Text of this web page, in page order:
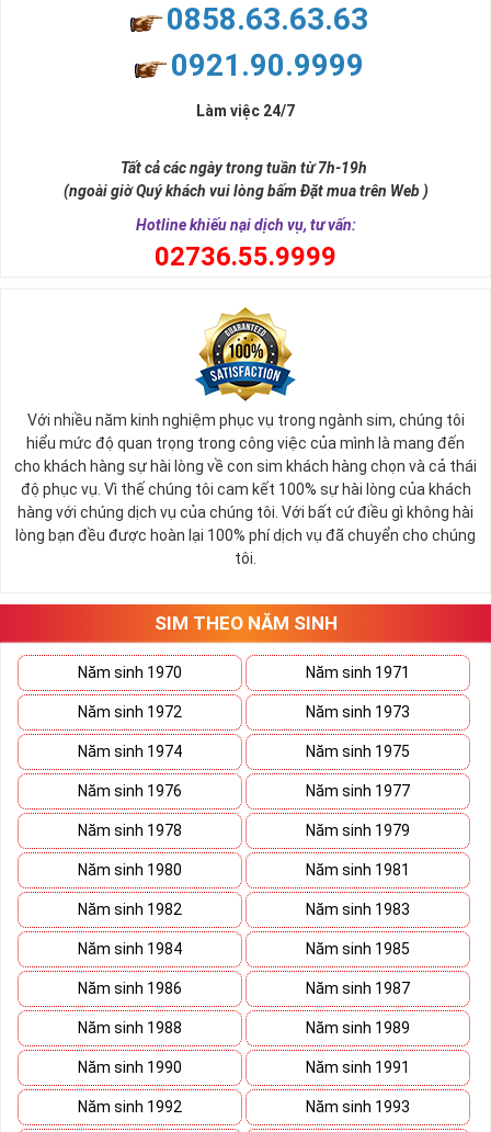
và tính hai mặt. Số 2 thúc giục chúng ta lựa chọn, dựa vào những
đời, nơi bạn phải đưa ra những quyết định quan trọng.
Ý nghĩa sim tứ quý 2
Theo quan niệm phong thủy
Số 2 tượng trưng cho sự cân bằng, hài hòa của âm dương và đất
trời. Sự cân bằng này giúp cho mọi việc đều thuận lợi và mang lại
nhiều may mắn trong cuộc sống và kinh doanh.
Số 2 còn biểu trưng cho lòng tốt, sự ổn định và tính hai mặt của
mọi vấn đề. Số 2 giúp cho họ có được sự lựa chọn, để đưa ra
những hướng giải quyết đúng đắn nhắt.
tứ 2 cùng xuất hiện trong một dãy số sim càng giúp cho ý nghĩa
sim tứ quýtăng lên gấp bội. Sở hữu sim Tứ Quý 2 giúp khích lệ tinh
thần người sở hữu là không sợ bất cứ điều gì mà hãy cứ làm thì
mọi điều tốt đẹp và may mắn ắt sẽ đến.
Lợi ích sim Tứ Quý 2 mang lại là gì?
Lợi ích sim Tứ Quý 2 mang lại là gì?
Giúp chủ nhân luôn vui vẻ, hạnh phúc
Những người là chủ nhân của những sim tứ quý 2 sẽ dễ dàng có
0858.63.63.63
0921.90.9999
Làm việc 24/7
Tất cả các ngày trong tuần từ 7h-19h
(ngoài giờ Quý khách vui lòng bấm Đặt mua trên Web )
Hotline khiếu nại dịch vụ, tư vấn:
02736.55.9999
Với nhiều năm kinh nghiệm phục vụ trong ngành sim, chúng tôi
hiểu mức độ quan trọng trong công việc của mình là mang đến
cho khách hàng sự hài lòng về con sim khách hàng chọn và cả thái
độ phục vụ. Vì thế chúng tôi cam kết 100% sự hài lòng của khách
hàng với chúng dịch vụ của chúng tôi. Với bất cứ điều gì không hài
lòng bạn đều được hoàn lại 100% phí dịch vụ đã chuyển cho chúng
tôi.
SIM THEO NĂM SINH
Năm sinh 1970 Năm sinh 1971
Năm sinh 1972 Năm sinh 1973
Năm sinh 1974 Năm sinh 1975
Năm sinh 1976 Năm sinh 1977
Năm sinh 1978 Năm sinh 1979
Năm sinh 1980 Năm sinh 1981
Năm sinh 1982 Năm sinh 1983
Năm sinh 1984 Năm sinh 1985
Năm sinh 1986 Năm sinh 1987
Năm sinh 1988 Năm sinh 1989
Năm sinh 1990 Năm sinh 1991
Năm sinh 1992 Năm sinh 1993